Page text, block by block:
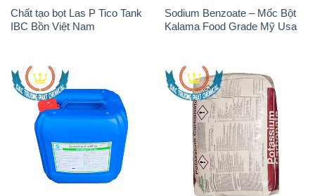
Chất tạo bọt Las P Tico Tank
IBC Bồn Việt Nam
Sodium Benzoate – Mốc Bột
Kalama Food Grade Mỹ Usa